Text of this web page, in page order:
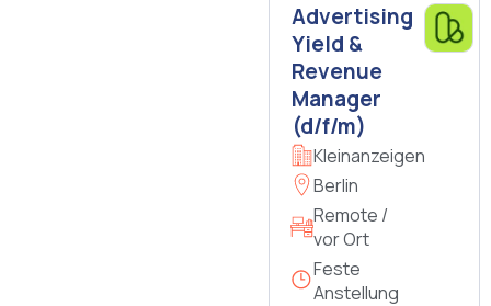
Advertising
Yield &
Revenue
Manager
(d/f/m)
Kleinanzeigen
Berlin
Remote /
vor Ort
Feste
Anstellung